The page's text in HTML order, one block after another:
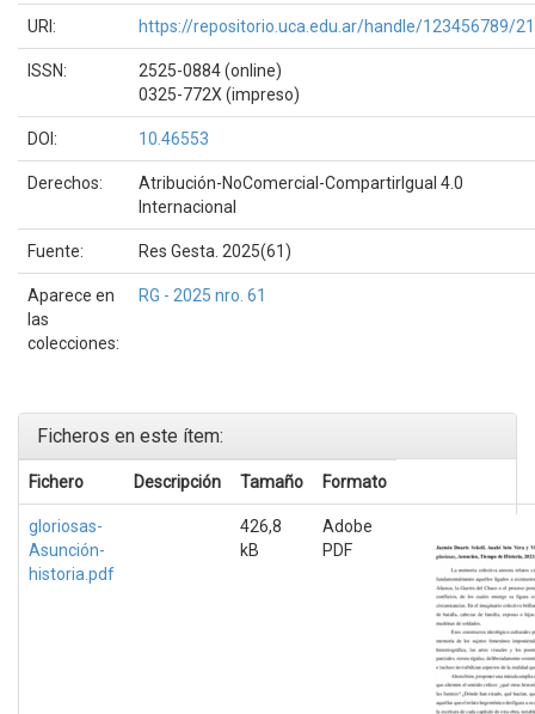
URI: https://repositorio.uca.edu.ar/handle/123456789/
ISSN:
2525-0884 (online)
0325-772X (impreso)
DOI: 10.46553
Derechos:
Atribución-NoComercial-CompartirIgual 4.0
Internacional
Fuente: Res Gesta. 2025(61)
Aparece en
las
colecciones:
RG - 2025 nro. 61
Ficheros en este ítem:
Fichero Descripción Tamaño Formato
gloriosas-
Asunción-
historia.pdf
426,8
kB
Adobe
PDF